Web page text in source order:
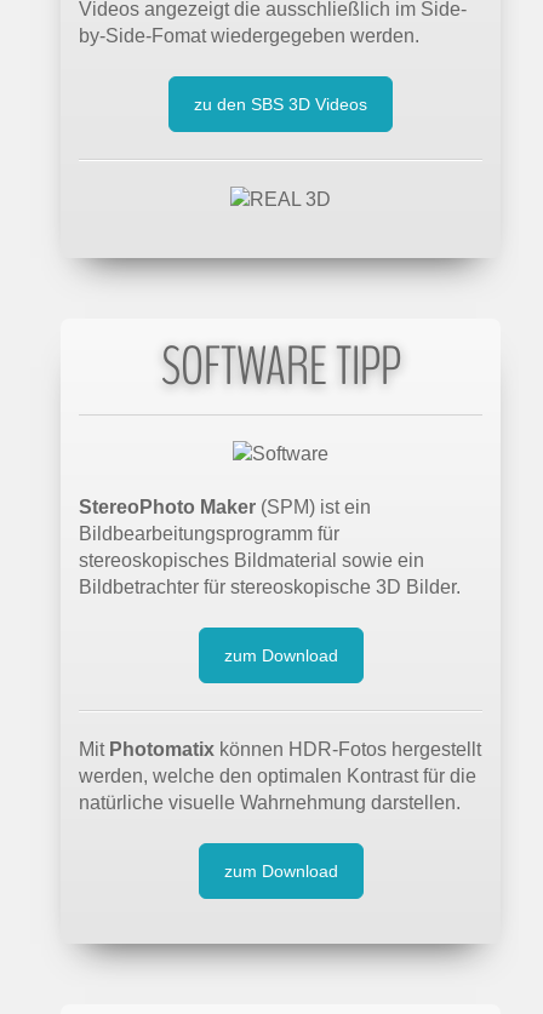
Videos angezeigt die ausschließlich im Side-
by-Side-Fomat wiedergegeben werden.
zu den SBS 3D Videos
SOFTWARE TIPP
StereoPhoto Maker (SPM) ist ein
Bildbearbeitungsprogramm für
stereoskopisches Bildmaterial sowie ein
Bildbetrachter für stereoskopische 3D Bilder.
zum Download
Mit Photomatix können HDR-Fotos hergestellt
werden, welche den optimalen Kontrast für die
natürliche visuelle Wahrnehmung darstellen.
zum Download